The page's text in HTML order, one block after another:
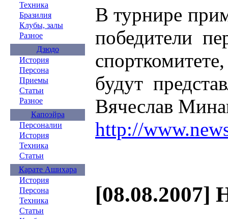
Техника
Бразилия
Клубы, залы
Разное
Дзюдо
История
Персона
Приемы
Статьи
Разное
Капоэйра
Персоналии
История
Техника
Статьи
Карате Ашихара
История
Персона
Техника
Статьи
В турнире
победители
будут
Вячеслав
http://
[08.08.2007]